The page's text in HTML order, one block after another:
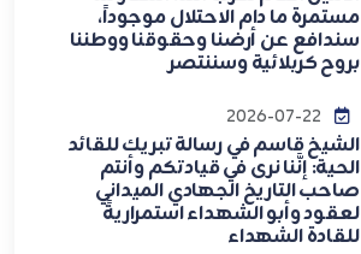
مستمرة ما دام الاحتلال موجوداً،
سندافع عن أرضنا وحقوقنا ووطننا
بروح كربلائية وسننتصر
الشيخ قاسم في رسالة تبريك للقائد
الحية: إنَّنا نرى في قيادتكم وأنتم
صاحب التاريخ الجهادي الميداني
لعقود وأبو الشهداء استمراريةً
للقادة الشهداء